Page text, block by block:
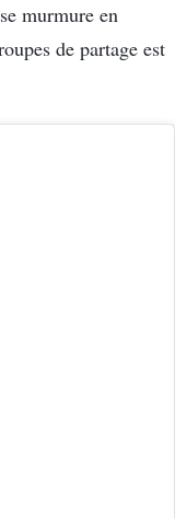
murmure en
de partage est